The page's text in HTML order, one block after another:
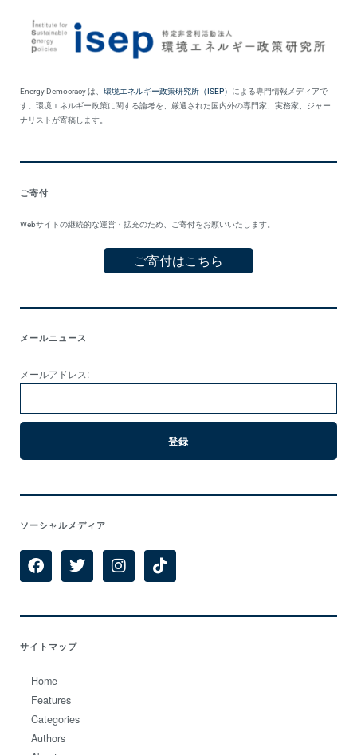
Energy Democracy は、 環境エネルギー政策研究所（ISEP） による専門情報メディアで
す。環境エネルギー政策に関する論考を、厳選された国内外の専門家、実務家、ジャー
ナリストが寄稿します。
ご寄付
Webサイトの継続的な運営・拡充のため、ご寄付をお願いいたします。
ご寄付はこちら
メールニュース
メールアドレス:
ソーシャルメディア
サイトマップ
Home
Features
Categories
Authors